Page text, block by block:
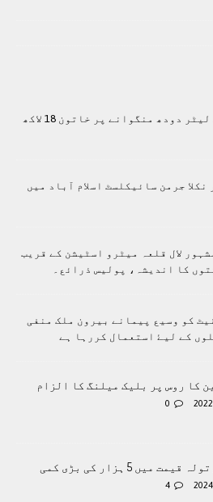
آن لائن ایک لیٹر دودھ منگوانے پر خاتون 18 لاکھ
نکلا جرمن سائیکلسٹ اسلام آباد میں
لال قلعہ میٹرو اسٹیشن کے قریب
کا انديشہ، پولیس ذرائع۔
کو وسيع پيمانے بيرون ملک منفی
کے ليۓ استعمال کررہا ہے
کا روس پر بلیک میلنگ کا الزام
0
میں 5 ہزار کی بڑی کمی
4